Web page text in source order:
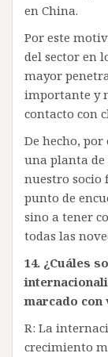
en China.
Por este
del sector en
mayor
importante y
contacto con
De hecho,
una planta
nuestro socio
punto de
sino a tener
todas las
14. ¿Cuáles
marcado con
R: La
crecimiento